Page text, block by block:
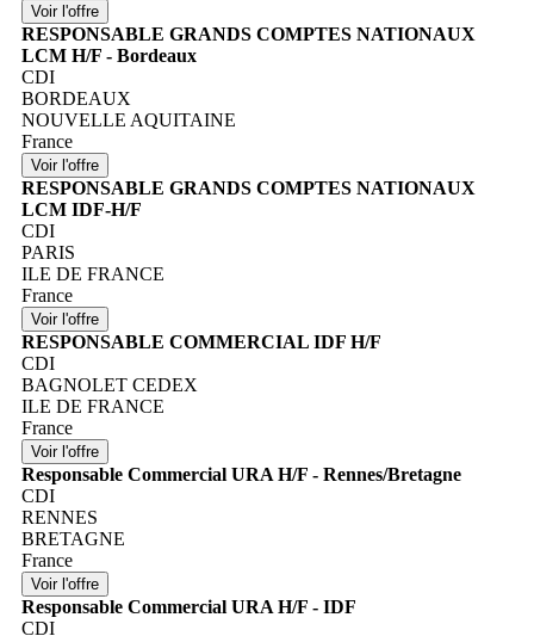
RESPONSABLE GRANDS COMPTES NATIONAUX
LCM H/F - Bordeaux
CDI
BORDEAUX
NOUVELLE AQUITAINE
France
RESPONSABLE GRANDS COMPTES NATIONAUX
LCM IDF-H/F
CDI
PARIS
ILE DE FRANCE
France
RESPONSABLE COMMERCIAL IDF H/F
CDI
BAGNOLET CEDEX
ILE DE FRANCE
France
Responsable Commercial URA H/F - Rennes/Bretagne
CDI
RENNES
BRETAGNE
France
Responsable Commercial URA H/F - IDF
CDI